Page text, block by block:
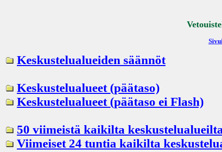
Keskustelualueiden säännöt
Keskustelualueet (päätaso)
Keskustelualueet (päätaso ei Flash)
50 viimeistä kaikilta
Viimeiset 24 tuntia kaikilta